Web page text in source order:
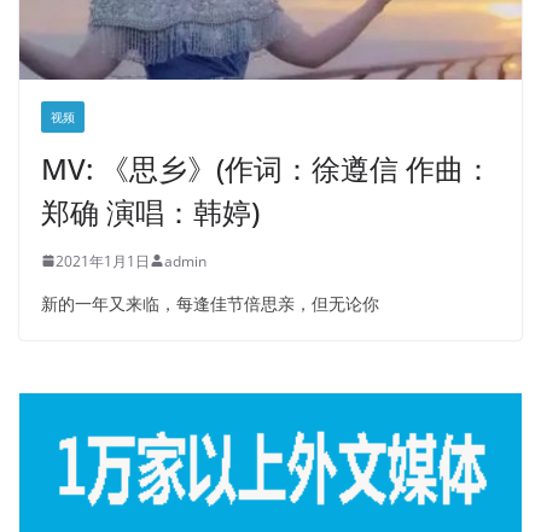
视频
MV: 《思乡》(作词：徐遵信 作曲：
郑确 演唱：韩婷)
2021年1月1日 admin
新的一年又来临，每逢佳节倍思亲，但无论你